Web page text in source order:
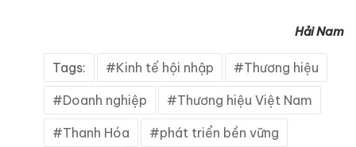
Hải Nam
Tags: Kinh tế hội nhập Thương hiệu
Doanh nghiệp Thương hiệu Việt Nam
Thanh Hóa phát triển bền vững